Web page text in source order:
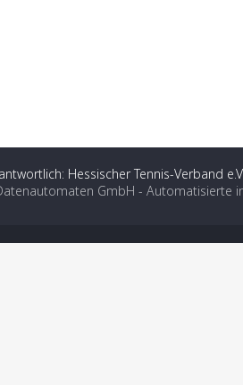
Hessischer Tennis-Verband
GmbH - Automatisierte